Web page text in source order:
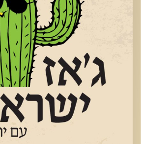
של להבים. פסטיבל משובח ומגוון
המנהלת האומנותית של מועדון הג'ז
על הפסטיבל ועל אתגרי הג'ז בדרום.
הפסטיבל יארח כמה ממוזיקאי הג'ז
לרבות: עומרי מור, גיא מינטוס, מתן קליין,
אנסמבל ועוד. בפסטיבל ישולבו גם
צעירים מכל רחבי הארץ. בין היתר יופיעו:
שמשלב נגנים צעירים מצטיינים, עם
של תלמה ילין בגבעתיים (יחוזק עם
גלעד אהרון מעמק האלה והרכב צעיר
בתל אביב. הכניסה לכל הופעות
כמיטב המסורת של פסטיבל הג'אז